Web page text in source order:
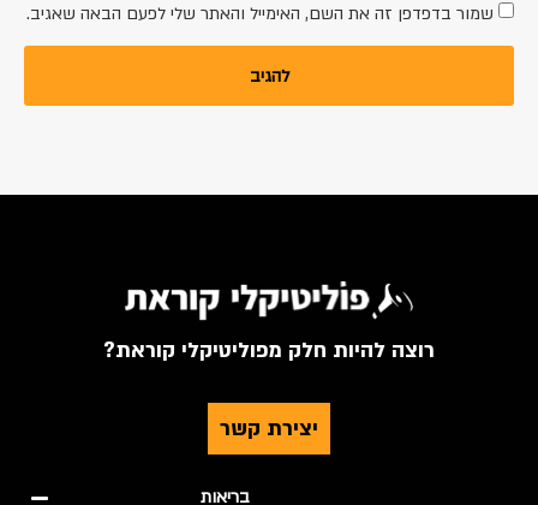
שמור בדפדפן זה את השם, האימייל והאתר שלי לפעם הבאה שאגיב.
רוצה להיות חלק מפוליטיקלי קוראת?
יצירת קשר
בריאות